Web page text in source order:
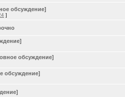
обсуждение]
]
обсуждение]
обсуждение]